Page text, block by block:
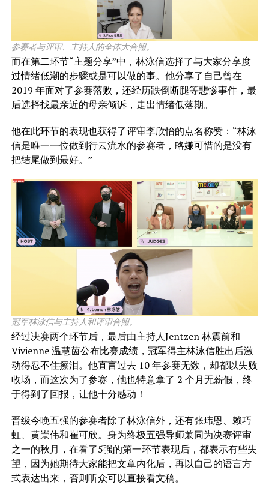
参赛者与评审、主持人的全体大合照。
而在第二环节“主题分享”中，林泳信选择了与大家分享度
过情绪低潮的步骤或是可以做的事。他分享了自己曾在
2019 年面对了参赛落败，还经历跌倒断腿等悲惨事件，最
后选择找最亲近的母亲倾诉，走出情绪低落期。
他在此环节的表现也获得了评审李欣怡的点名称赞：“林泳
信是唯一一位做到行云流水的参赛者，略嫌可惜的是没有
把结尾做到最好。”
冠军林泳信与主持人和评审合照。
经过决赛两个环节后，最后由主持人Jentzen 林震前和
Vivienne 温慧茵公布比赛成绩，冠军得主林泳信胜出后激
动得忍不住擦泪。他直言过去 10 年参赛无数，却都以失败
收场，而这次为了参赛，他也特意拿了 2 个月无薪假，终
于得到了回报，让他十分感动！
晋级今晚五强的参赛者除了林泳信外，还有张玮恩、赖巧
虹、黄崇伟和崔可欣。身为终极五强导师兼同为决赛评审
之一的秋月，在看了5强的第一环节表现后，都表示有些失
望，因为她期待大家能把文章内化后，再以自己的语言方
式表达出来，否则听众可以直接看文稿。